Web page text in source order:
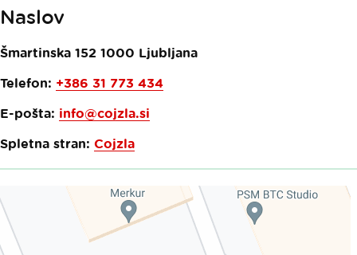
Naslov
Šmartinska 152 1000 Ljubljana
Telefon: +386 31 773 434
E-pošta: info@cojzla.si
Spletna stran: Cojzla